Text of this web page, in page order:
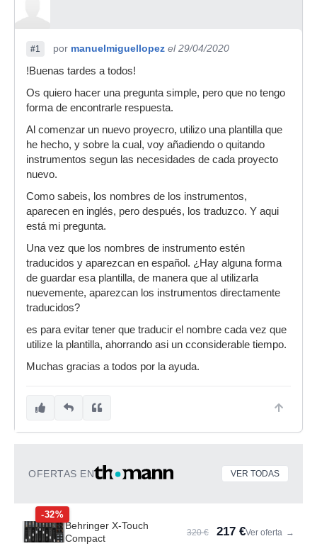
#1 por manuelmiguellopez el 29/04/2020
!Buenas tardes a todos!
Os quiero hacer una pregunta simple, pero que no tengo
forma de encontrarle respuesta.
Al comenzar un nuevo proyecro, utilizo una plantilla que
he hecho, y sobre la cual, voy añadiendo o quitando
instrumentos segun las necesidades de cada proyecto
nuevo.
Como sabeis, los nombres de los instrumentos,
aparecen en inglés, pero después, los traduzco. Y aqui
está mi pregunta.
Una vez que los nombres de instrumento estén
traducidos y aparezcan en español. ¿Hay alguna forma
de guardar esa plantilla, de manera que al utilizarla
nuevemente, aparezcan los instrumentos directamente
traducidos?
es para evitar tener que traducir el nombre cada vez que
utilize la plantilla, ahorrando asi un cconsiderable tiempo.
Muchas gracias a todos por la ayuda.
OFERTAS EN VER TODAS
-32%
Behringer X-Touch
Compact
320 € 217 €Ver oferta →